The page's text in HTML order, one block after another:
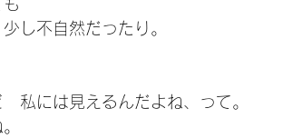
し不自然だったり。
私には見えるんだよね、って。